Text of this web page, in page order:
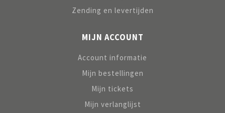
Zending en levertijden
MIJN ACCOUNT
Account informatie
Mijn bestellingen
Mijn tickets
Mijn verlanglijst